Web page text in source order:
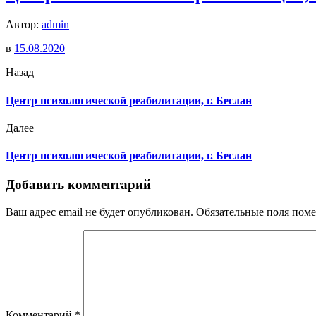
Автор: admin
в 15.08.2020
Назад
Центр психологической реабилитации, г. Беслан
Далее
Центр психологической реабилитации, г. Беслан
Добавить комментарий
Ваш адрес email не будет опубликован. Обязательные поля